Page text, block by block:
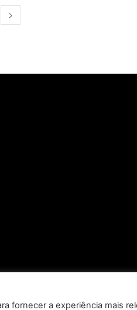
fornecer a experiência mais